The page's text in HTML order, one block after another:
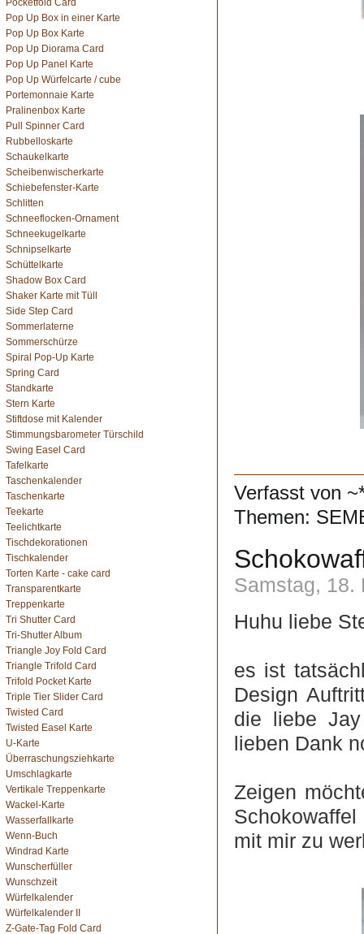
Pocketfold Card
Pop Up Box in einer Karte
Pop Up Box Karte
Pop Up Diorama Card
Pop Up Panel Karte
Pop Up Würfelcarte / cube
Portemonnaie Karte
Pralinenbox Karte
Pull Spinner Card
Rubbelloskarte
Schaukelkarte
Scheibenwischerkarte
Schiebefenster-Karte
Schlitten
Schneeflocken-Ornament
Schneekugelkarte
Schnipselkarte
Schüttelkarte
Shadow Box Card
Shaker Karte mit Tüll
Side Step Card
Sommerlaterne
Sommerschürze
Spiral Pop-Up Karte
Spring Card
Standkarte
Stern Karte
Stiftdose mit Kalender
Stimmungsbarometer Türschild
Swing Easel Card
Tafelkarte
Taschenkalender
Taschenkarte
Teekarte
Teelichtkarte
Tischdekorationen
Tischkalender
Torten Karte - cake card
Transparentkarte
Treppenkarte
Tri Shutter Card
Tri-Shutter Album
Triangle Joy Fold Card
Triangle Trifold Card
Trifold Pocket Karte
Triple Tier Slider Card
Twisted Card
Twisted Easel Karte
U-Karte
Überraschungsziehkarte
Umschlagkarte
Vertikale Treppenkarte
Wackel-Karte
Wasserfallkarte
Wenn-Buch
Windrad Karte
Wunscherfüller
Wunschzeit
Würfelkalender
Würfelkalender II
Z-Gate-Tag Fold Card
Verfasst von
Themen:
Samstag, 18.
Huhu liebe
es ist
Design
die liebe
lieben Dank
Zeigen
mit mir zu